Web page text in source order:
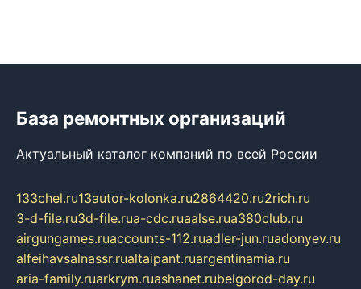
База ремонтных организаций
Актуальный каталог компаний по всей России
133chel.ru13autor-kolonka.ru2864420.ru2rich.ru
3-d-file.ru3d-file.rua-cdc.ruaalse.rua380club.ru
airgungames.ruaccounts-112.ruadler-jun.ruadonyev.ru
alfeihavsalnassr.rualtaipant.ruargentinamia.ru
aria-family.ruarkrym.ruashanet.rubelgorod-day.ru